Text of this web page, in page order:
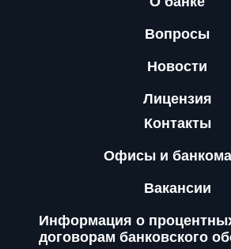
Вопросы
Новости
Лицензия
Контакты
Офисы и
Вакансии
Информация о
договорам банковского